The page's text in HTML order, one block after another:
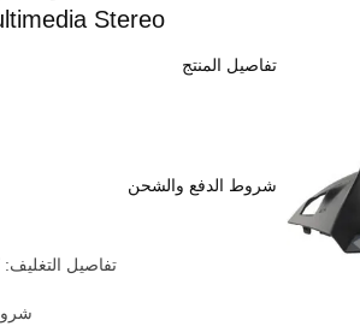
Stereo
تفاصيل المنتج
شروط الدفع والشحن
تفاصيل